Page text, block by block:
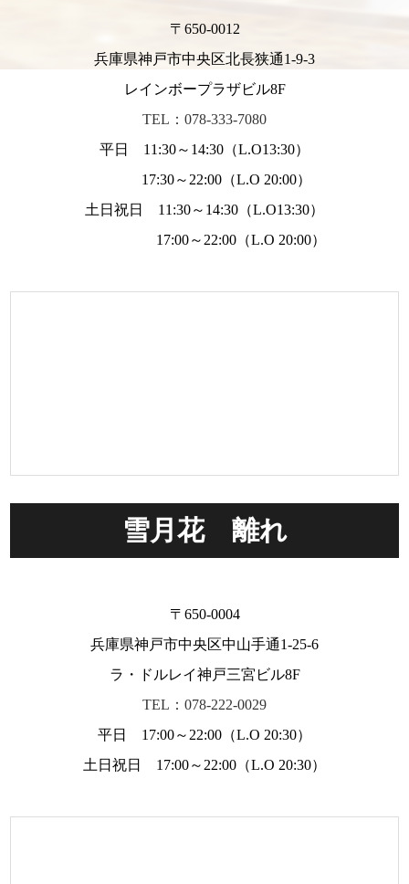
〒650-0012
兵庫県神戸市中央区北長狭通1-9-3
レインボープラザビル8F
TEL：078-333-7080
平日 11:30～14:30（L.O13:30）
17:30～22:00（L.O 20:00）
土日祝日 11:30～14:30（L.O13:30）
17:00～22:00（L.O 20:00）
雪月花 離れ
〒650-0004
兵庫県神戸市中央区中山手通1-25-6
ラ・ドルレイ神戸三宮ビル8F
TEL：078-222-0029
平日 17:00～22:00（L.O 20:30）
土日祝日 17:00～22:00（L.O 20:30）